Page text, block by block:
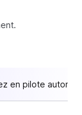
en pilote